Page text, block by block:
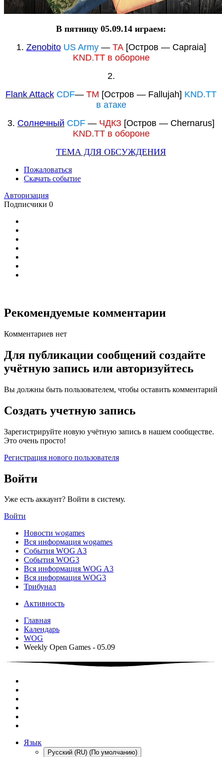
В пятницу 05.09.14 играем:
1. Zenobito US Army — ТА[Остров — Capraia]
KND.TT в обороне
2.
Flank Attack CDF— TM [Остров — Fallujah] KND.TT
в атаке
3. Солнечный CDF — ЧДКЗ [Остров — Chernarus]
KND.TT в обороне
ТЕМА ДЛЯ ОБСУЖДЕНИЯ
Пожаловаться
Скачать событие
Авторизация
Подписчики 0
Рекомендуемые комментарии
Комментариев нет
Для публикации сообщений создайте
учётную запись или авторизуйтесь
Вы должны быть пользователем, чтобы оставить комментарий
Создать учетную запись
Зарегистрируйте новую учётную запись в нашем сообществе.
Это очень просто!
Регистрация нового пользователя
Войти
Уже есть аккаунт? Войти в систему.
Войти
Новости wogames
Вся информация wogames
События WOG A3
События WOG3
Вся информация WOG A3
Вся информация WOG3
Трибунал
Активность
Главная
Календарь
WOG
Weekly Open Games - 05.09
Язык
Русский (RU) (По умолчанию)